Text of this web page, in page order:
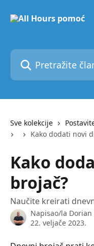
Pretražite članke...
Sve kolekcije
Kako dodati novi
Kako
brojač?
Naučite kreirati
Napisao/la
22. veljače 2023.